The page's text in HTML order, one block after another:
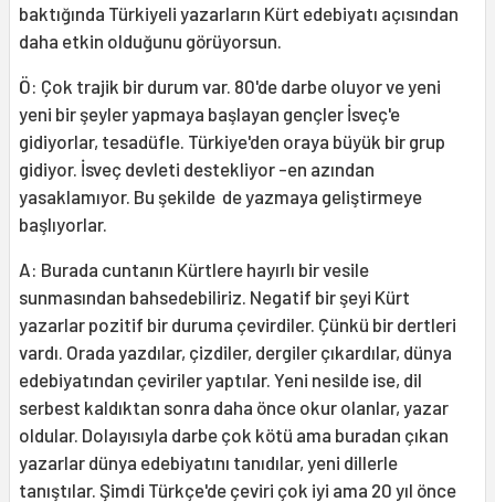
baktığında Türkiyeli yazarların Kürt edebiyatı açısından
daha etkin olduğunu görüyorsun.
Ö: Çok trajik bir durum var. 80'de darbe oluyor ve yeni
yeni bir şeyler yapmaya başlayan gençler İsveç'e
gidiyorlar, tesadüfle. Türkiye'den oraya büyük bir grup
gidiyor. İsveç devleti destekliyor -en azından
yasaklamıyor. Bu şekilde de yazmaya geliştirmeye
başlıyorlar.
A: Burada cuntanın Kürtlere hayırlı bir vesile
sunmasından bahsedebiliriz. Negatif bir şeyi Kürt
yazarlar pozitif bir duruma çevirdiler. Çünkü bir dertleri
vardı. Orada yazdılar, çizdiler, dergiler çıkardılar, dünya
edebiyatından çeviriler yaptılar. Yeni nesilde ise, dil
serbest kaldıktan sonra daha önce okur olanlar, yazar
oldular. Dolayısıyla darbe çok kötü ama buradan çıkan
yazarlar dünya edebiyatını tanıdılar, yeni dillerle
tanıştılar. Şimdi Türkçe'de çeviri çok iyi ama 20 yıl önce